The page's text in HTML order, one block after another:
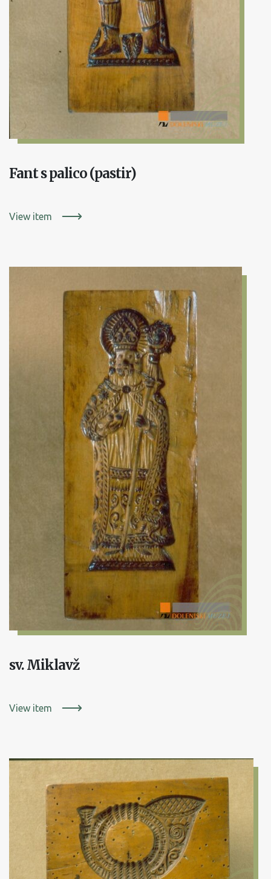
Fant s palico (pastir)
View item
sv. Miklavž
View item